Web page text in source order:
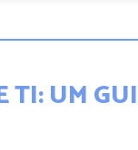
TI: UM